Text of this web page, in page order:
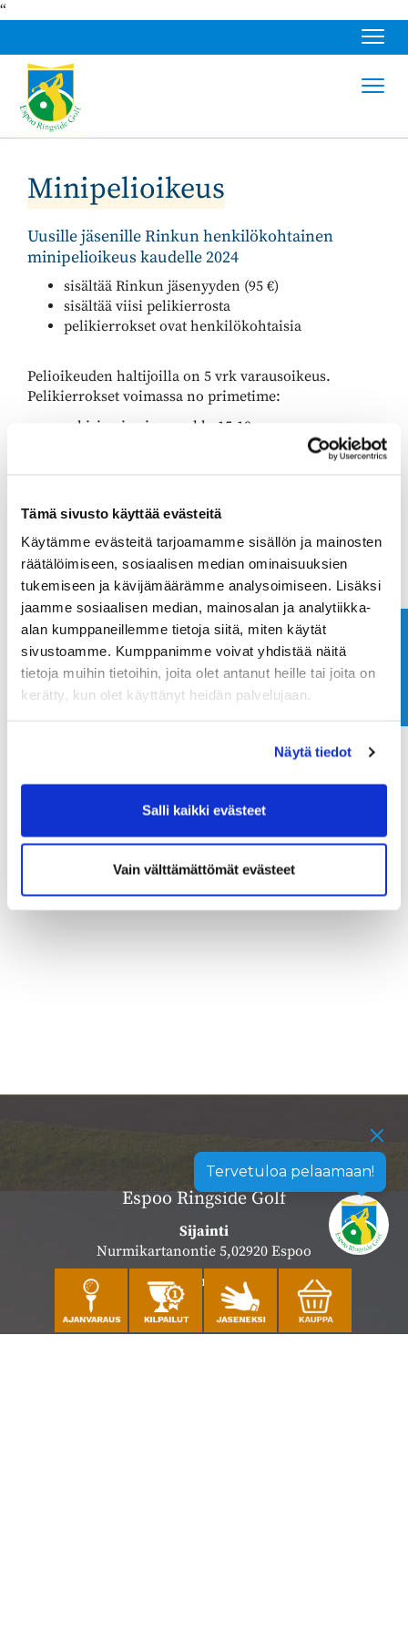
Tämä sivusto käyttää evästeitä
Käytämme evästeitä tarjoamamme sisällön ja mainosten
räätälöimiseen, sosiaalisen median ominaisuuksien
tukemiseen ja kävijämäärämme analysoimiseen. Lisäksi
jaamme sosiaalisen median, mainosalan ja analytiikka-
alan kumppaneillemme tietoja siitä, miten käytät
sivustoamme. Kumppanimme voivat yhdistää näitä
tietoja muihin tietoihin, joita olet antanut heille tai joita on
kerätty, kun olet käyttänyt heidän palvelujaan.
Näytä tiedot
Salli kaikki evästeet
Vain välttämättömät evästeet
Tervetuloa pelaamaan!
“
Minipelioikeus
Uusille jäsenille Rinkun henkilökohtainen
minipelioikeus kaudelle 2024
sisältää Rinkun jäsenyyden (95 €)
sisältää viisi pelikierrosta
pelikierrokset ovat henkilökohtaisia
Pelioikeuden haltijoilla on 5 vrk varausoikeus.
Pelikierrokset voimassa no primetime:
arkisin ei voimassa klo 15-18
viikonloppuisin voimassa klo 12 jälkeen
AJANVARAUS WISEGOLF
Espoo Ringside Golf
Sijainti
Nurmikartanontie 5,02920 Espoo
Katso sijainti kartalla